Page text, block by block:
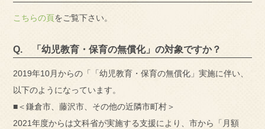
こちらの頁をご覧下さい。
Q. 「幼児教育・保育の無償化」の対象ですか？
2019年10月からの「「幼児教育・保育の無償化」実施に伴い、
以下のようになっています。
■＜鎌倉市、藤沢市、その他の近隣市町村＞
2021年度からは文科省が実施する支援により、市から「月額